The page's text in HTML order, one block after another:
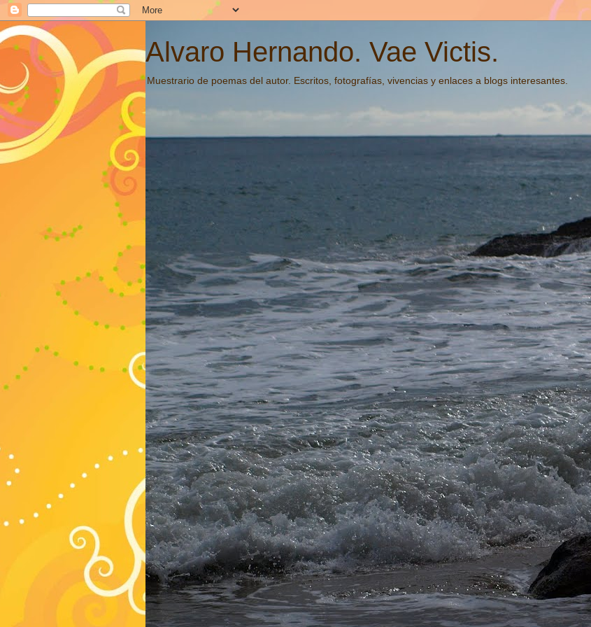
Alvaro Hernando. Vae Victis.
Muestrario de poemas del autor. Escritos, fotografías, vivencias y enlaces a blogs interesantes.